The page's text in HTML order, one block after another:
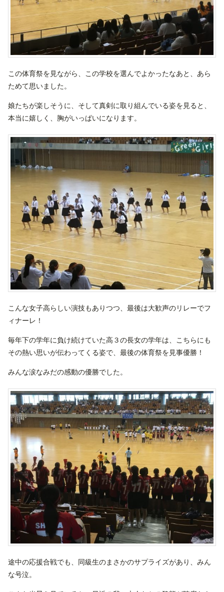
この体育祭を見ながら、この学校を選んでよかったなあと、あら
ためて思いました。
娘たちが楽しそうに、そして真剣に取り組んでいる姿を見ると、
本当に嬉しく、胸がいっぱいになります。
こんな女子高らしい演技もありつつ、最後は大歓声のリレーでフ
ィナーレ！
毎年下の学年に負け続けていた高３の長女の学年は、こちらにも
その熱い思いが伝わってくる姿で、最後の体育祭を見事優勝！
みんな涙なみだの感動の優勝でした。
途中の応援合戦でも、同級生のまさかのサプライズがあり、みん
な号泣。